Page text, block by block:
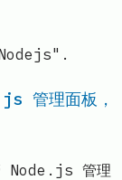
管理面板，
Node.js 管理